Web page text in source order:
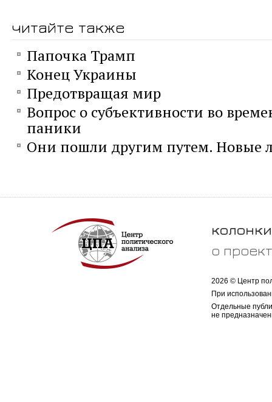
читайте также
Папочка Трамп
Конец Украины
Предотвращая мир
Вопрос о субъективности во
паники
Они пошли другим путем. Новые
колонки
о
2026 © Центр
При
Отдельные
не